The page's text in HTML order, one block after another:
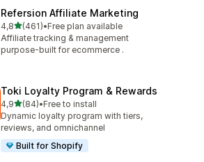
Refersion Affiliate Marketing
4,8av 5 stjerner
(461)
Totalt 461 omtaler
•Free plan available
Affiliate tracking & management
purpose-built for ecommerce .
Toki Loyalty Program & Rewards
4,9av 5 stjerner
(84)
Totalt 84 omtaler
•Free to install
Dynamic loyalty program with tiers,
reviews, and omnichannel
Built for Shopify